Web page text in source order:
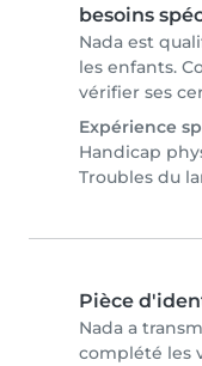
besoins
Nada est
les enfants.
vérifier ses
Expérience
Handicap
Troubles du
Pièce
Nada a
complété les